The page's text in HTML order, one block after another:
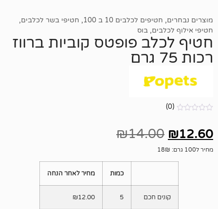
חטיפים לכלבים 10 ב 100 ,חטיפי בשר לכלבים,
,בוס
פופטס קוביות ברווז
₪14.00
מחיר לאחר הנחה
12.00